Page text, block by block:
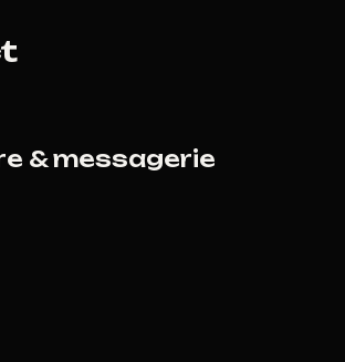
& messagerie